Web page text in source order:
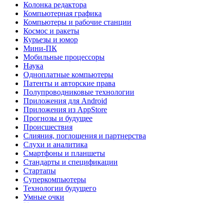
Колонка редактора
Компьютерная графика
Компьютеры и рабочие станции
Космос и ракеты
Курьезы и юмор
Мини-ПК
Мобильные процессоры
Наука
Одноплатные компьютеры
Патенты и авторские права
Полупроводниковые технологии
Приложения для Android
Приложения из AppStore
Прогнозы и будущее
Происшествия
Слияния, поглощения и партнерства
Слухи и аналитика
Смартфоны и планшеты
Стандарты и спецификации
Стартапы
Суперкомпьютеры
Технологии будущего
Умные очки